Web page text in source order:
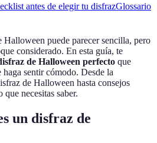
antes de elegir tu disfrazGlossario
puede parecer sencilla, pero
considerado. En esta guía, te
de Halloween perfecto que
sentir cómodo. Desde la
de Halloween hasta consejos
necesitas saber.
un disfraz de